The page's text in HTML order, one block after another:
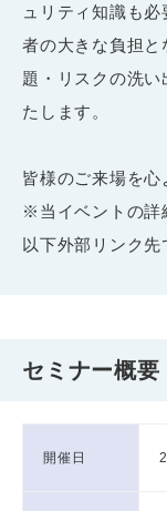
ュリティ知識も
者の大きな負担と
題・リスクの洗
たします。
皆様のご来場を心
※当イベントの詳
以下外部リンク先
セミナー概要
開催日